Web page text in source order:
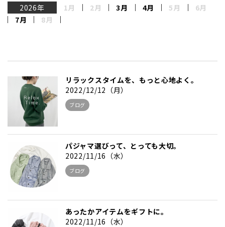
2026年
1月 2月 3月 4月 5月
6月
7月
8月
リラックスタイムを、もっと心地よく。
2022/12/12（月）
ブログ
パジャマ選びって、とっても大切。
2022/11/16（水）
ブログ
あったかアイテムをギフトに。
2022/11/16（水）